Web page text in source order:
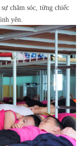
chăm sóc, từng chiếc
yên.